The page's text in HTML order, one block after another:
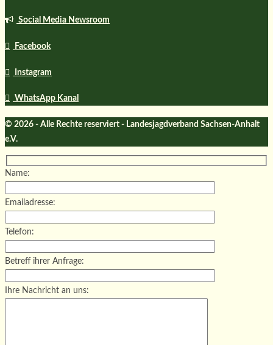
Social Media Newsroom
Facebook
Instagram
WhatsApp Kanal
© 2026 - Alle Rechte reserviert - Landesjagdverband Sachsen-Anhalt
e.V.
Name:
Emailadresse:
Telefon:
Betreff ihrer Anfrage:
Ihre Nachricht an uns: